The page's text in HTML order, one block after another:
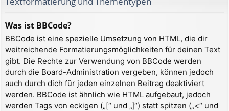
Was ist BBCode?
BBCode ist eine spezielle Umsetzung von HTML, die dir
weitreichende Formatierungsmöglichkeiten für deinen Text
gibt. Die Rechte zur Verwendung von BBCode werden
durch die Board-Administration vergeben, können jedoch
auch durch dich für jeden einzelnen Beitrag deaktiviert
werden. BBCode ist ähnlich wie HTML aufgebaut, jedoch
werden Tags von eckigen („[“ und „]“) statt spitzen („<“ und